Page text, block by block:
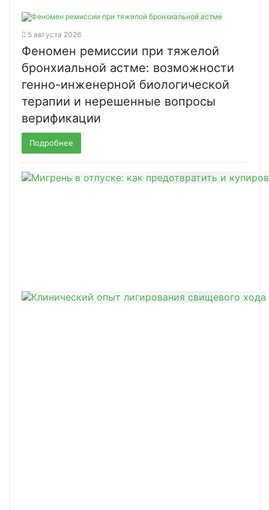
5 августа 2026
Феномен ремиссии при тяжелой
бронхиальной астме: возможности
генно-инженерной биологической
терапии и нерешенные вопросы
верификации
Подробнее